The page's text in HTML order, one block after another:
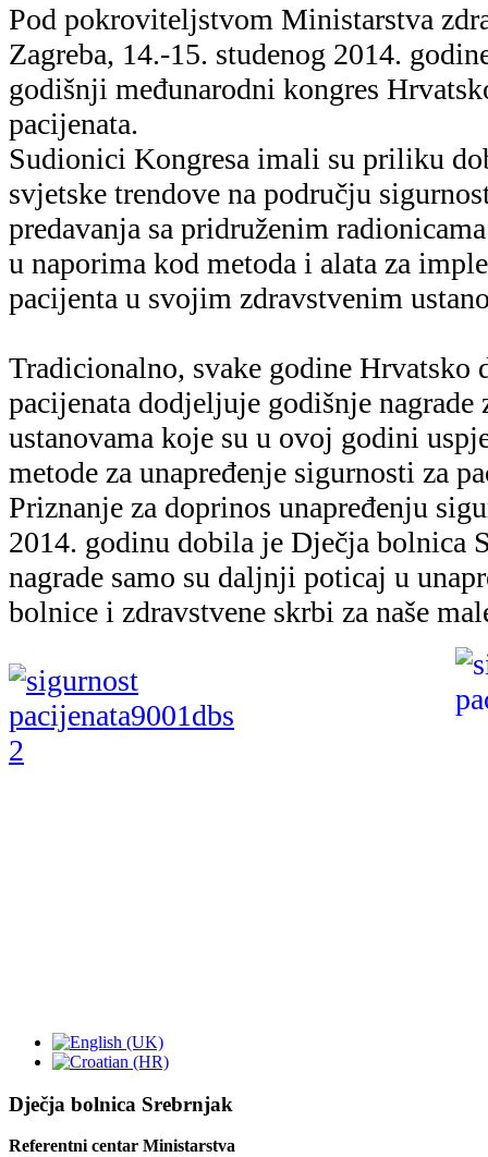
Pod pokroviteljstvom Ministarstva
Zagreba, 14.-15. studenog 2014.
godišnji međunarodni kongres
pacijenata.
Sudionici Kongresa imali su priliku
svjetske trendove na području
predavanja sa pridruženim
u naporima kod metoda i alata za
pacijenta u svojim zdravstvenim
Tradicionalno, svake godine Hrvatsko
pacijenata dodjeljuje godišnje nagrade
ustanovama koje su u ovoj godini
metode za unapređenje sigurnosti za
Priznanje za doprinos unapređenju
2014. godinu dobila je Dječja bolnica
nagrade samo su daljnji poticaj u
bolnice i zdravstvene skrbi za naše
Dječja bolnica Srebrnjak
Referentni centar Ministarstva